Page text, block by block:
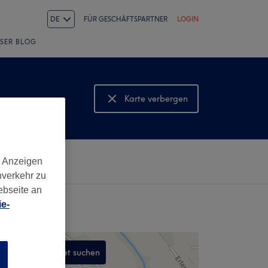
DE FÜR GESCHÄFTSPARTNER LOGIN
BLOG
Karte verbergen
Karte anzeigen
In diesem Gebiet suchen
zu
an